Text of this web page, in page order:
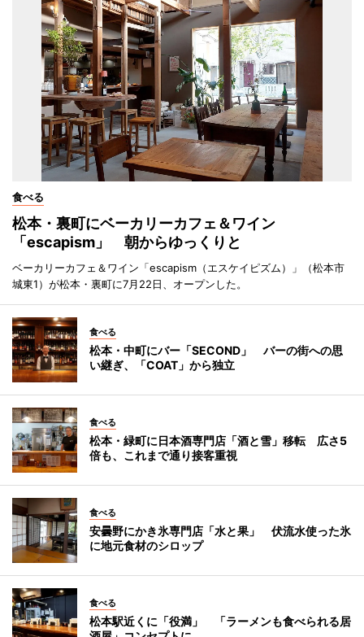
食べる
松本・裏町にベーカリーカフェ＆ワイン
「escapism」 朝からゆっくりと
ベーカリーカフェ＆ワイン「escapism（エスケイピズム）」（松本市
城東1）が松本・裏町に7月22日、オープンした。
食べる
松本・中町にバー「SECOND」 バーの街への思
い継ぎ、「COAT」から独立
食べる
松本・緑町に日本酒専門店「酒と雪」移転 広さ5
倍も、これまで通り接客重視
食べる
安曇野にかき氷専門店「水と果」 伏流水使った氷
に地元食材のシロップ
食べる
松本駅近くに「役満」 「ラーメンも食べられる居